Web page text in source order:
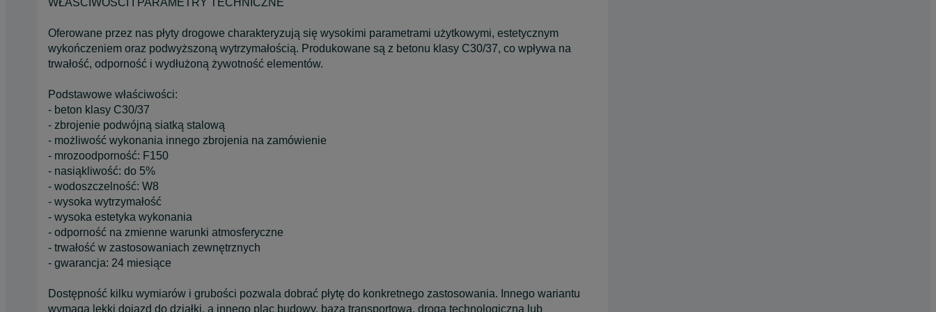
Oferowane przez nas płyty drogowe charakteryzują się wysokimi parametrami użytkowymi, estetycznym
wykończeniem oraz podwyższoną wytrzymałością. Produkowane są z betonu klasy C30/37, co wpływa na
trwałość, odporność i wydłużoną żywotność elementów.
Podstawowe właściwości:
- beton klasy C30/37
- zbrojenie podwójną siatką stalową
- możliwość wykonania innego zbrojenia na zamówienie
- mrozoodporność: F150
- nasiąkliwość: do 5%
- wodoszczelność: W8
- wysoka wytrzymałość
- wysoka estetyka wykonania
- odporność na zmienne warunki atmosferyczne
- trwałość w zastosowaniach zewnętrznych
- gwarancja: 24 miesiące
Dostępność kilku wymiarów i grubości pozwala dobrać płytę do konkretnego zastosowania. Innego wariantu
wymaga lekki dojazd do działki, a innego plac budowy, baza transportowa, droga technologiczna lub